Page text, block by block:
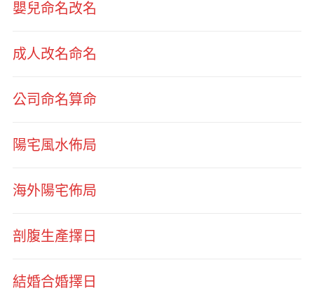
嬰兒命名改名
成人改名命名
公司命名算命
陽宅風水佈局
海外陽宅佈局
剖腹生產擇日
結婚合婚擇日